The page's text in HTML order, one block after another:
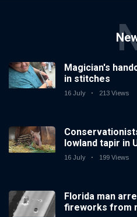
Magician's
in stitches
16 July 213 Views
lowland tapir in
16 July 199 Views
Florida man
fireworks from